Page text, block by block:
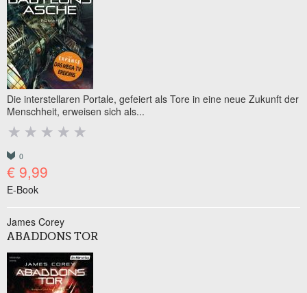
Die interstellaren Portale, gefeiert als Tore in eine neue Zukunft der
Menschheit, erweisen sich als...
0
€ 9,99
E-Book
James Corey
ABADDONS TOR